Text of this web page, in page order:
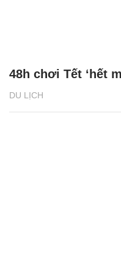
DU LỊCH
48h chơi Tết ‘hết